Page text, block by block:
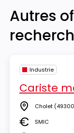
Autres
Industrie
Cariste
Lieu Cholet
Salaire
SMIC